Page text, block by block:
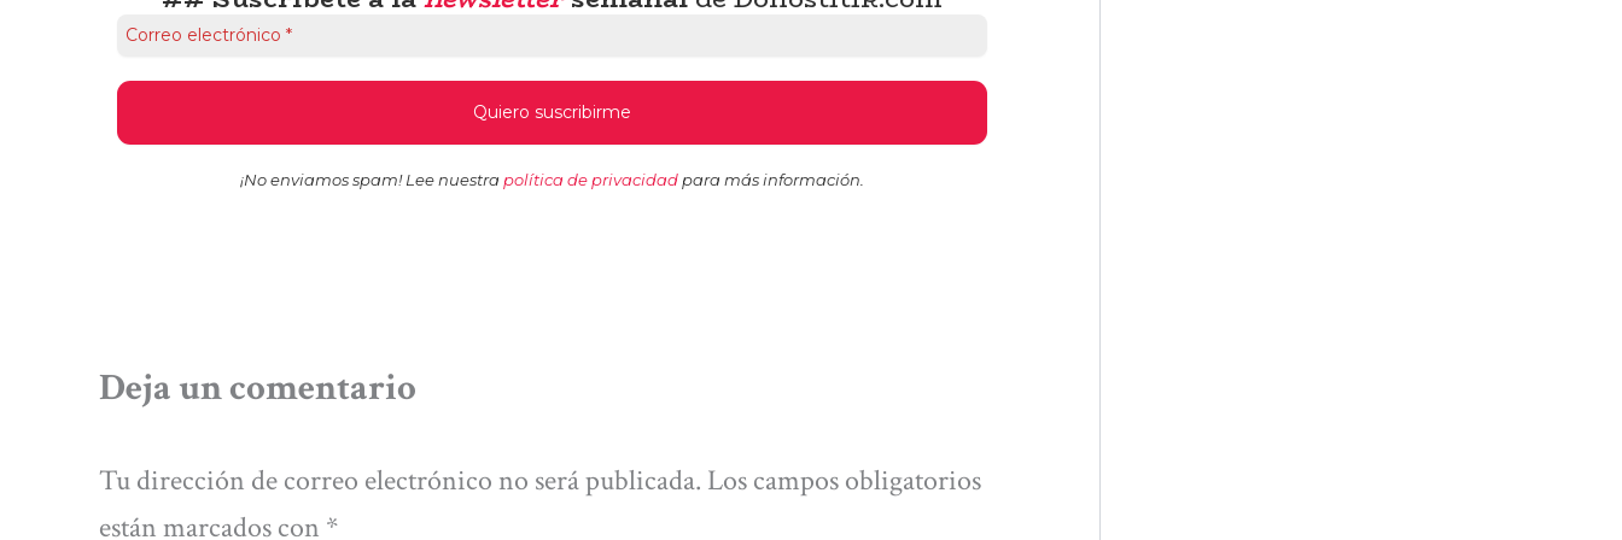
¡No enviamos spam! Lee nuestra política de privacidad para más información.
Deja un comentario
Tu dirección de correo electrónico no será publicada. Los campos obligatorios
están marcados con *